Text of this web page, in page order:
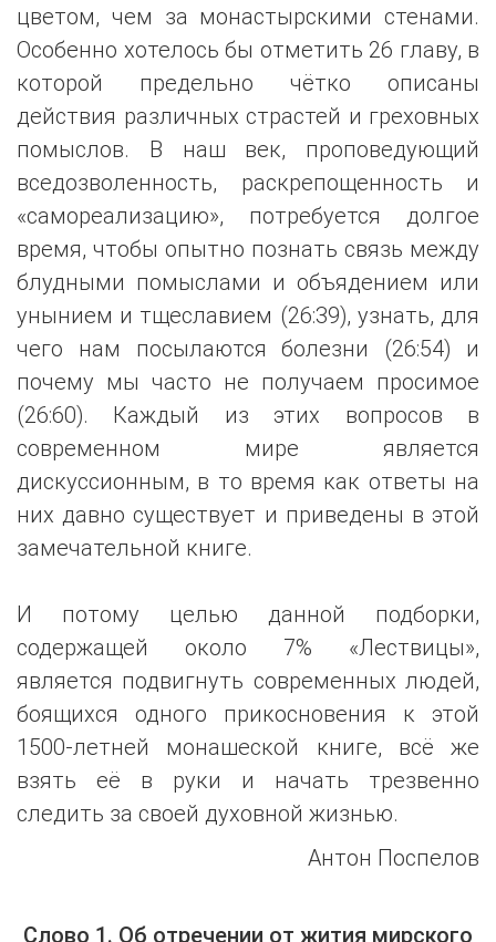
цветом, чем за монастырскими стенами.
Особенно хотелось бы отметить 26 главу, в
которой предельно чётко описаны
действия различных страстей и греховных
помыслов. В наш век, проповедующий
вседозволенность, раскрепощенность и
«самореализацию», потребуется долгое
время, чтобы опытно познать связь между
блудными помыслами и объядением или
унынием и тщеславием (26:39), узнать, для
чего нам посылаются болезни (26:54) и
почему мы часто не получаем просимое
(26:60). Каждый из этих вопросов в
современном мире является
дискуссионным, в то время как ответы на
них давно существует и приведены в этой
замечательной книге.
И потому целью данной подборки,
содержащей около 7% «Лествицы»,
является подвигнуть современных людей,
боящихся одного прикосновения к этой
1500-летней монашеской книге, всё же
взять её в руки и начать трезвенно
следить за своей духовной жизнью.
Антон Поспелов
Слово 1. Об отречении от жития мирского